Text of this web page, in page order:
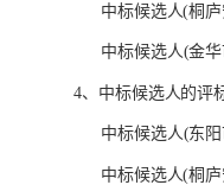
中标候选人(桐
中标候选人(金
4、中标候选人的评
中标候选人(东
中标候选人(桐